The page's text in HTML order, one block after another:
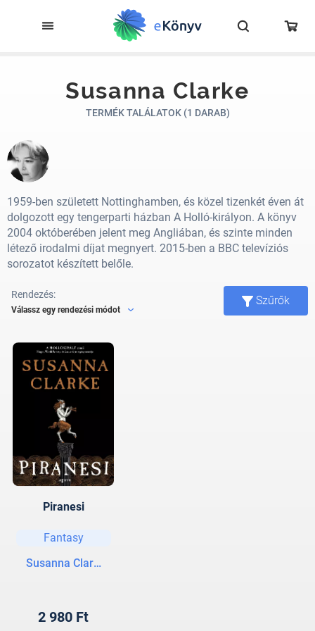
Susanna Clarke
TERMÉK TALÁLATOK (1 DARAB)
1959-ben született Nottinghamben, és közel tizenkét éven át
dolgozott egy tengerparti házban A Holló-királyon. A könyv
2004 októberében jelent meg Angliában, és szinte minden
létező irodalmi díjat megnyert. 2015-ben a BBC televíziós
sorozatot készített belőle.
Rendezés:
Válassz egy rendezési módot
Szűrők
Piranesi
Fantasy
Susanna Clarke
2 980 Ft